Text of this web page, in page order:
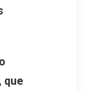
que